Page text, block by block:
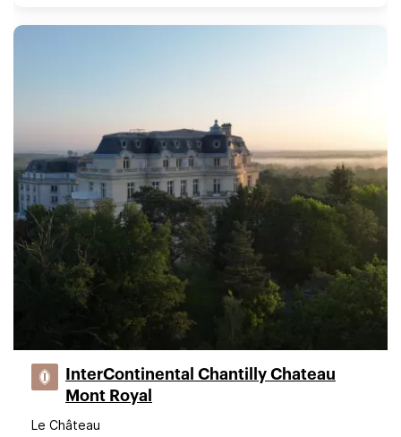
InterContinental Chantilly Chateau
Mont Royal
Le Château